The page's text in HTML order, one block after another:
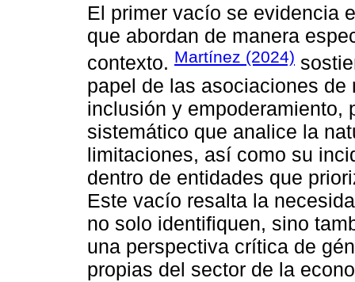
El primer vacío se evidencia
que abordan de manera
contexto. Martínez (2024)
papel de las asociaciones
inclusión y empoderamiento,
sistemático que analice la
limitaciones, así como su
dentro de entidades que
Este vacío resalta la
no solo identifiquen, sino
una perspectiva crítica de
propias del sector de la